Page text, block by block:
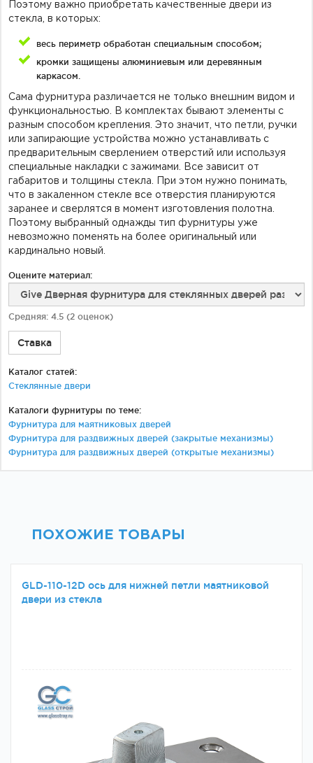
Поэтому важно приобретать качественные двери из
стекла, в которых:
весь периметр обработан специальным способом;
кромки защищены алюминиевым или деревянным
каркасом.
Сама фурнитура различается не только внешним видом и
функциональностью. В комплектах бывают элементы с
разным способом крепления. Это значит, что петли, ручки
или запирающие устройства можно устанавливать с
предварительным сверлением отверстий или используя
специальные накладки с зажимами. Все зависит от
габаритов и толщины стекла. При этом нужно понимать,
что в закаленном стекле все отверстия планируются
заранее и сверлятся в момент изготовления полотна.
Поэтому выбранный однажды тип фурнитуры уже
невозможно поменять на более оригинальный или
кардинально новый.
Оцените материал:
Средняя: 4.5 (2 оценок)
Ставка
Каталог статей:
Стеклянные двери
Каталоги фурнитуры по теме:
Фурнитура для маятниковых дверей
Фурнитура для раздвижных дверей (закрытые механизмы)
Фурнитура для раздвижных дверей (открытые механизмы)
ПОХОЖИЕ ТОВАРЫ
GLD-110-12D ось для нижней петли маятниковой
двери из стекла